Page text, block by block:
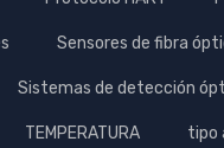
Sensores de fibra
Sistemas de detección
TEMPERATURA tipo